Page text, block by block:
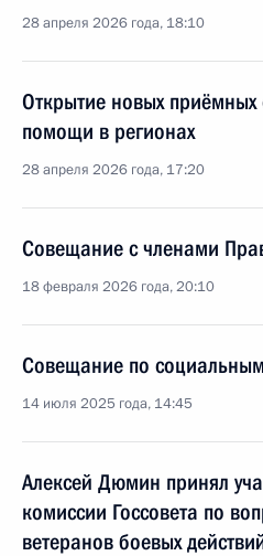
28 апреля 2026 года, 18:10
Открытие новых приёмных
помощи в регионах
28 апреля 2026 года, 17:20
Совещание с членами
18 февраля 2026 года, 20:10
Совещание по
14 июля 2025 года, 14:45
Алексей Дюмин принял
комиссии Госсовета по
ветеранов боевых